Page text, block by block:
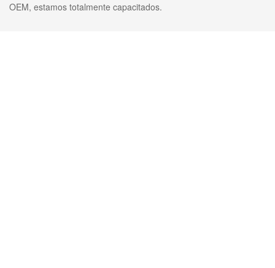
OEM, estamos totalmente capacitados.